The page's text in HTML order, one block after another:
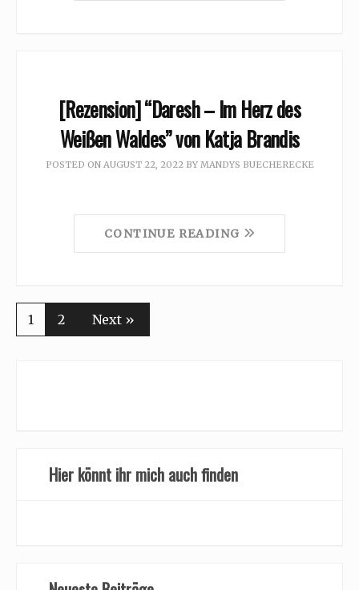
[Rezension] “Daresh – Im Herz des
Weißen Waldes” von Katja Brandis
POSTED ON AUGUST 22, 2022BY MANDYS BUECHERECKE
CONTINUE READING
1 2 Next »
Hier könnt ihr mich auch finden